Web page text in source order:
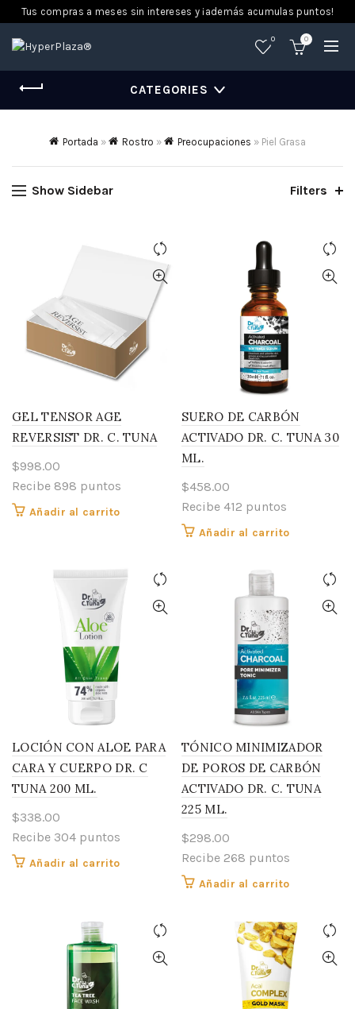
Tus compras a meses sin intereses y ¡además acumulas puntos!
0 0
CATEGORIES
Portada » Rostro » Preocupaciones » Piel Grasa
Show Sidebar Filters
GEL TENSOR AGE
REVERSIST DR. C. TUNA
$998.00
Recibe 898 puntos
Añadir al carrito
SUERO DE CARBÓN
ACTIVADO DR. C. TUNA 30
ML.
$458.00
Recibe 412 puntos
Añadir al carrito
LOCIÓN CON ALOE PARA
CARA Y CUERPO DR. C
TUNA 200 ML.
$338.00
Recibe 304 puntos
Añadir al carrito
TÓNICO MINIMIZADOR
DE POROS DE CARBÓN
ACTIVADO DR. C. TUNA
225 ML.
$298.00
Recibe 268 puntos
Añadir al carrito